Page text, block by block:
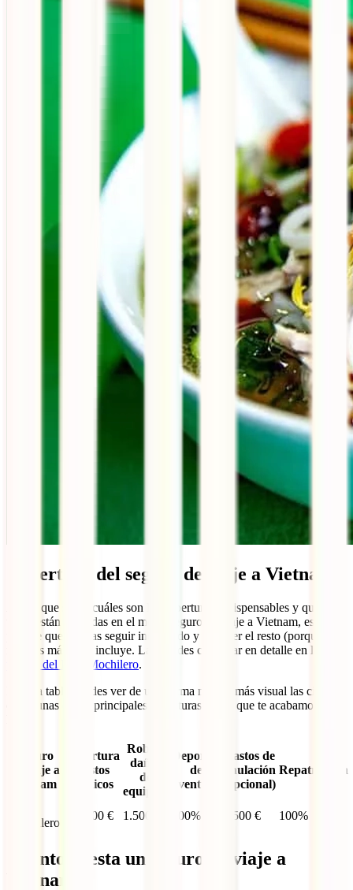
Cobertura del seguro de viaje a Vietnam
Ahora que sabes cuáles son las coberturas indispensables y que
todas están incluidas en el mejor seguro de viaje a Vietnam, es
posible que quieras seguir indagando y conocer el resto (porque hay
muchas más) que incluye. Las puedes consultar en detalle en la
página del IATI Mochilero.
En esta tabla puedes ver de una forma mucho más visual las cifras
de algunas de las principales coberturas de las que te acabamos de
Seguro
de viaje a
Vietnam
Cobertura
Gastos
Médicos
Robo y
daños
de
equipaje
Deportes
de
aventura
Gastos de
anulación
(opcional)
Repatriación
Mochilero
600.000 € 1.500 € 100% 3.500 € 100%
Cuánto cuesta un seguro de viaje a
Vietnam